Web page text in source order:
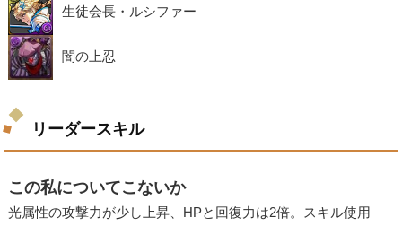
生徒会長・ルシファー
闇の上忍
リーダースキル
この私についてこないか
光属性の攻撃力が少し上昇、HPと回復力は2倍。スキル使用